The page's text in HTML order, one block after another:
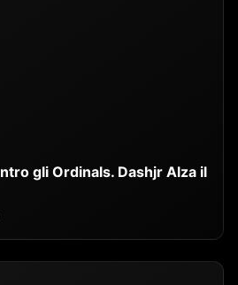
gli Ordinals. Dashjr Alza il